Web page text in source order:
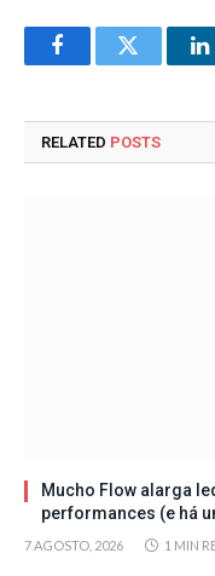
FacebookTwitter
RELATED POSTS
Mucho Flow alarga
performances (e há
7 AGOSTO, 2026 1 MIN